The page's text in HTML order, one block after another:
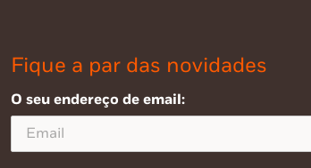
Fique a par das novidades
O seu endereço de email: